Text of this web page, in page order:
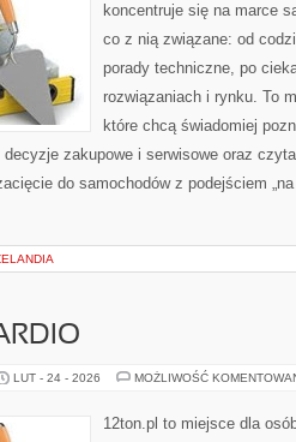
koncentruje się na marce
co z nią związane: od
porady techniczne, po
rozwiązaniach i rynku. To
które chcą świadomiej
zakupowe i serwisowe oraz
do samochodów z podejściem
LUT - 24 - 2026 MOŻLIWOŚĆ
12ton.pl to miejsce dla